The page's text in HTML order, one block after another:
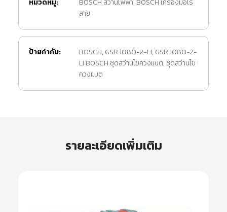
หมวดหมู่: BOSCH สว่านไฟฟ้า, BOSCH เครื่องมือไร้
สาย
ป้ายกำกับ: BOSCH, GSR 1080-2-LI, GSR 1080-2-
LI BOSCH ชุดสว่านไขควงแบต,ชุดสว่านไข
ควงแบต
รายละเอียดเพิ่มเติม